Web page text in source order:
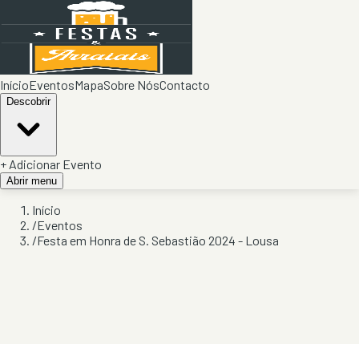
InícioEventosMapaSobre NósContacto
Descobrir
+ Adicionar Evento
Abrir menu
Início
/Eventos
/Festa em Honra de S. Sebastião 2024 - Lousa